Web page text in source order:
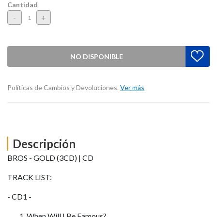
Cantidad
- +
NO DISPONIBLE
Políticas de Cambios y Devoluciones. Ver más
Descripción
BROS - GOLD (3CD) | CD
TRACK LIST:
- CD1 -